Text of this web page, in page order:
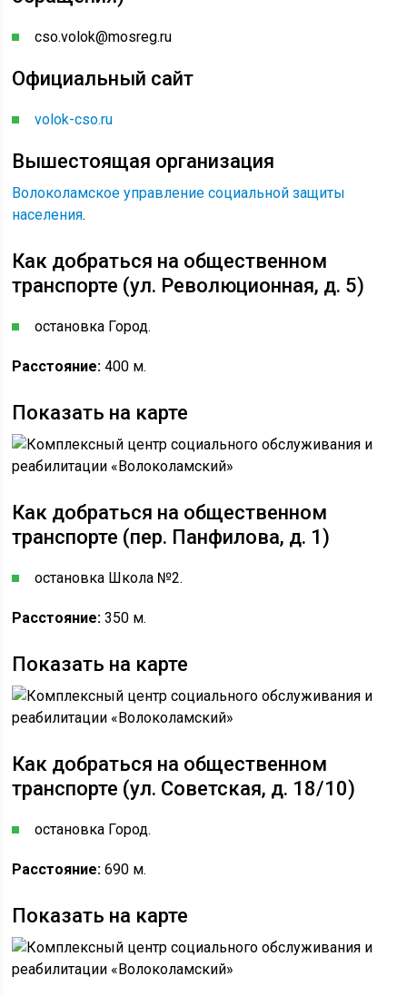
cso.volok@mosreg.ru
Официальный сайт
volok-cso.ru
Вышестоящая организация
Волоколамское управление социальной защиты
населения.
Как добраться на общественном
транспорте (ул. Революционная, д. 5)
остановка Город.
Расстояние:400 м.
Показать на карте
Как добраться на общественном
транспорте (пер. Панфилова, д. 1)
остановка Школа №2.
Расстояние:350 м.
Показать на карте
Как добраться на общественном
транспорте (ул. Советская, д. 18/10)
остановка Город.
Расстояние:690 м.
Показать на карте